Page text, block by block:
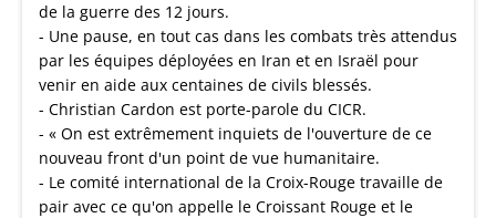
de la guerre des 12 jours.
- Une pause, en tout cas dans les combats très attendus
par les équipes déployées en Iran et en Israël pour
venir en aide aux centaines de civils blessés.
- Christian Cardon est porte-parole du CICR.
- « On est extrêmement inquiets de l'ouverture de ce
nouveau front d'un point de vue humanitaire.
- Le comité international de la Croix-Rouge travaille de
pair avec ce qu'on appelle le Croissant Rouge et le